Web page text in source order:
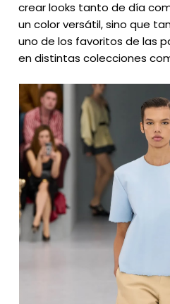
crear looks tanto de día
un color versátil, sino que
uno de los favoritos de las
en distintas colecciones